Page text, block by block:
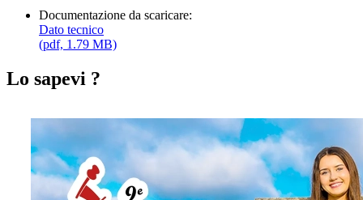
Documentazione da scaricare:
Dato tecnico
(pdf, 1.79 MB)
Lo sapevi ?